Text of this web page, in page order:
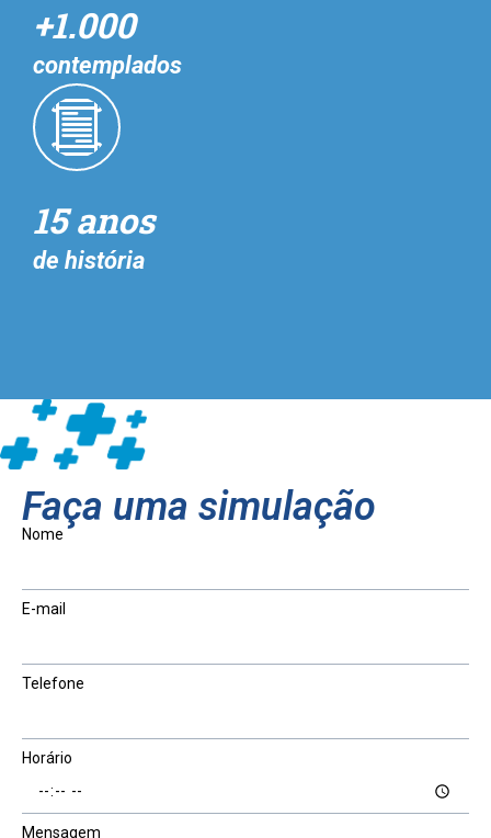
+1.000
contemplados
15 anos
de história
Faça uma simulação
Nome
E-mail
Telefone
Horário
Mensagem